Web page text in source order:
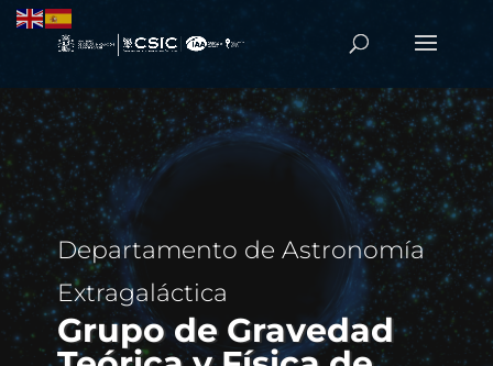
Departamento de Astronomía
Extragaláctica
Grupo de Gravedad